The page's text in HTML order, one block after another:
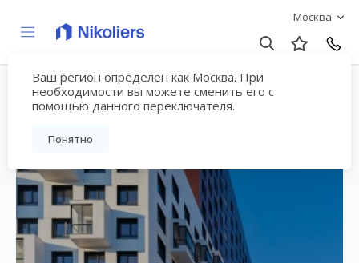
Москва
Ваш регион определен как Москва. При
необходимости вы можете сменить его с
помощью данного переключателя.
Понятно
Блог - страница №4